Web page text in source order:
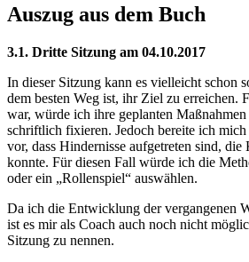
Auszug aus dem Buch
3.1. Dritte Sitzung am 04.10.2017
In dieser Sitzung kann es vielleicht schon
dem besten Weg ist, ihr Ziel zu erreichen.
war, würde ich ihre geplanten
schriftlich fixieren. Jedoch bereite ich
vor, dass Hindernisse aufgetreten sind,
konnte. Für diesen Fall würde ich die
oder ein „Rollenspiel“ auswählen.
Da ich die Entwicklung der vergangenen
ist es mir als Coach auch noch nicht
Sitzung zu nennen.